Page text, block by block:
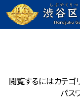
閲覧するにはカテゴ
パス